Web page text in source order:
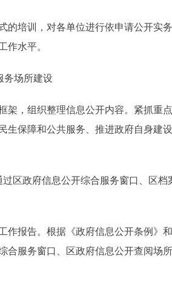
培训，对各单位进行依申请公开实
作水平。
场所建设
，组织整理信息公开内容。紧抓重
保障和公共服务、推进政府自身建
政府信息公开综合服务窗口、区档
告。根据《政府信息公开条例》和
服务窗口、区政府信息公开查阅场